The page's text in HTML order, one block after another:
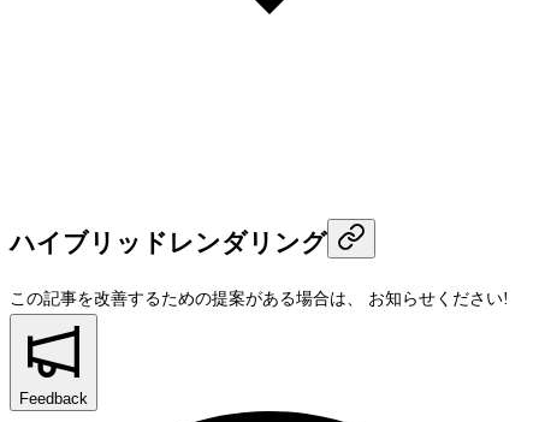
ハイブリッドレンダリング
この記事を改善するための提案がある場合は、 お知らせください!
Feedback